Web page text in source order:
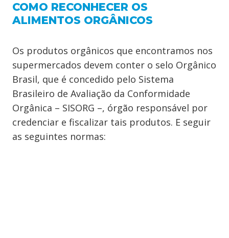
COMO RECONHECER OS
ALIMENTOS ORGÂNICOS
Os produtos orgânicos que encontramos nos
supermercados devem conter o selo Orgânico
Brasil, que é concedido pelo Sistema
Brasileiro de Avaliação da Conformidade
Orgânica – SISORG –, órgão responsável por
credenciar e fiscalizar tais produtos. E seguir
as seguintes normas: